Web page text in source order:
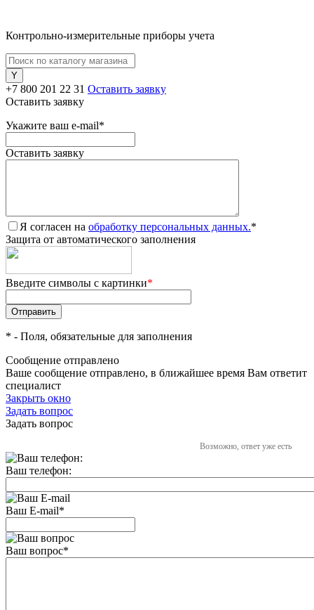
Контрольно-измерительные приборы учета
+7 800 201 22 31 Оставить заявку
Оставить заявку
Укажите ваш e-mail*
Оставить заявку
Я согласен на обработку персональных данных.*
Защита от автоматического заполнения
Введите символы с картинки*
* - Поля, обязательные для заполнения
Сообщение отправлено
Ваше сообщение отправлено, в ближайшее время Вам ответит
специалист
Закрыть окно
Задать вопрос
Задать вопрос
Возможно, ответ уже есть
Ваш телефон:
Ваш E-mail*
Ваш вопрос*